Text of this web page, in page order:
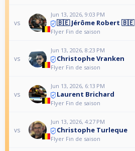
vs
Jun 13, 2026, 9:03 PM
🇧🇪 Jérôme Robert 🇧🇪
Flyer Fin de saison
vs
Jun 13, 2026, 8:23 PM
Christophe Vranken
Flyer Fin de saison
vs
Jun 13, 2026, 6:13 PM
Laurent Brichard
Flyer Fin de saison
vs
Jun 13, 2026, 4:27 PM
Christophe Turleque
Flyer Fin de saison